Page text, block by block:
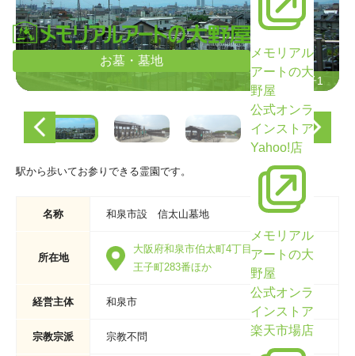
お墓・墓地
メモリアル
アートの大
野屋
公式オンラ
インストア
Yahoo!店
メモリアル
アートの大
野屋
公式オンラ
インストア
楽天市場店
墓域の様子1
墓域の様子1
駅から歩いてお参りできる霊園です。
名称 和泉市設 信太山墓地
所在地
大阪府和泉市伯太町4丁目1064番ほか・
王子町283番ほか
経営主体 和泉市
宗教宗派 宗教不問